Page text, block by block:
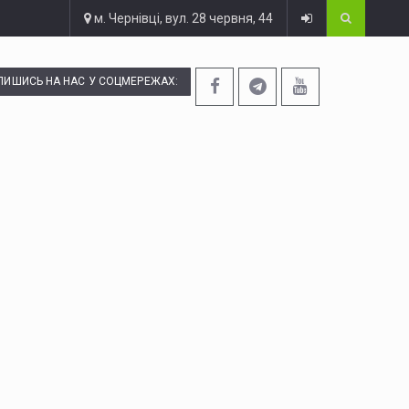
м. Чернівці, вул. 28 червня, 44
НА НАС У СОЦМЕРЕЖАХ: